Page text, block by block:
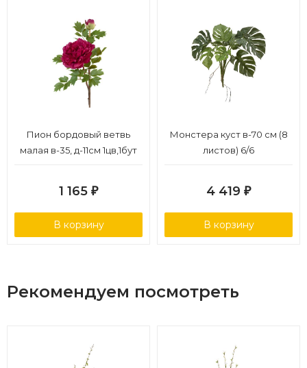
Пион бордовый ветвь
малая в-35, д-11см 1цв,1бут
1 165 ₽
В корзину
Монстера куст в-70 см (8
листов) 6/6
4 419 ₽
В корзину
Рекомендуем посмотреть